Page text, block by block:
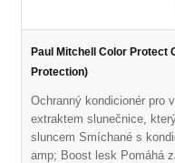
Paul Mitchell Color Protect
Protection)
Ochranný kondicionér pro
extraktem slunečnice,
sluncem Smíchané s
amp; Boost lesk Pomáhá